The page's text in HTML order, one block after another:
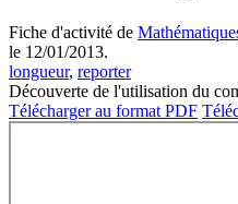
Fiche d'activité de
le 12/01/2013.
longueur, reporter
Découverte de l'utilisation du
Télécharger au format PDF